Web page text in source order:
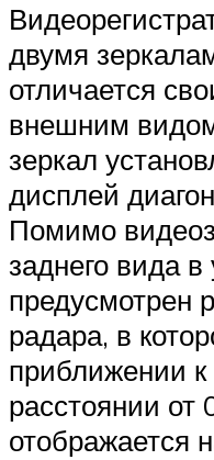
двумя
отличается
внешним
зеркал
дисплей
Помимо
заднего вида в
предусмотрен
радара, в
приближении к
расстоянии от
отображается